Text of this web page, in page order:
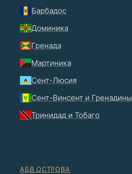
Барбадос
Доминика
Гренада
Мартиника
Сент-Люсия
Сент-Винсент и Гренадины
Тринидад и Тобаго
АБВ ОСТРОВА